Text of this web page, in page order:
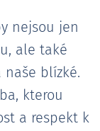
nejsou jen
ale také
blízké.
kterou
a respekt k